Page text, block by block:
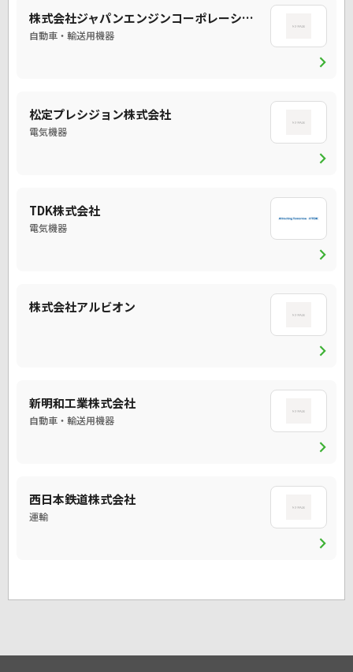
株式会社ジャパンエンジンコーポレーション
自動車・輸送用機器
chevron_right
松定プレシジョン株式会社
電気機器
chevron_right
TDK株式会社
電気機器
chevron_right
株式会社アルビオン
chevron_right
新明和工業株式会社
自動車・輸送用機器
chevron_right
西日本鉄道株式会社
運輸
chevron_right